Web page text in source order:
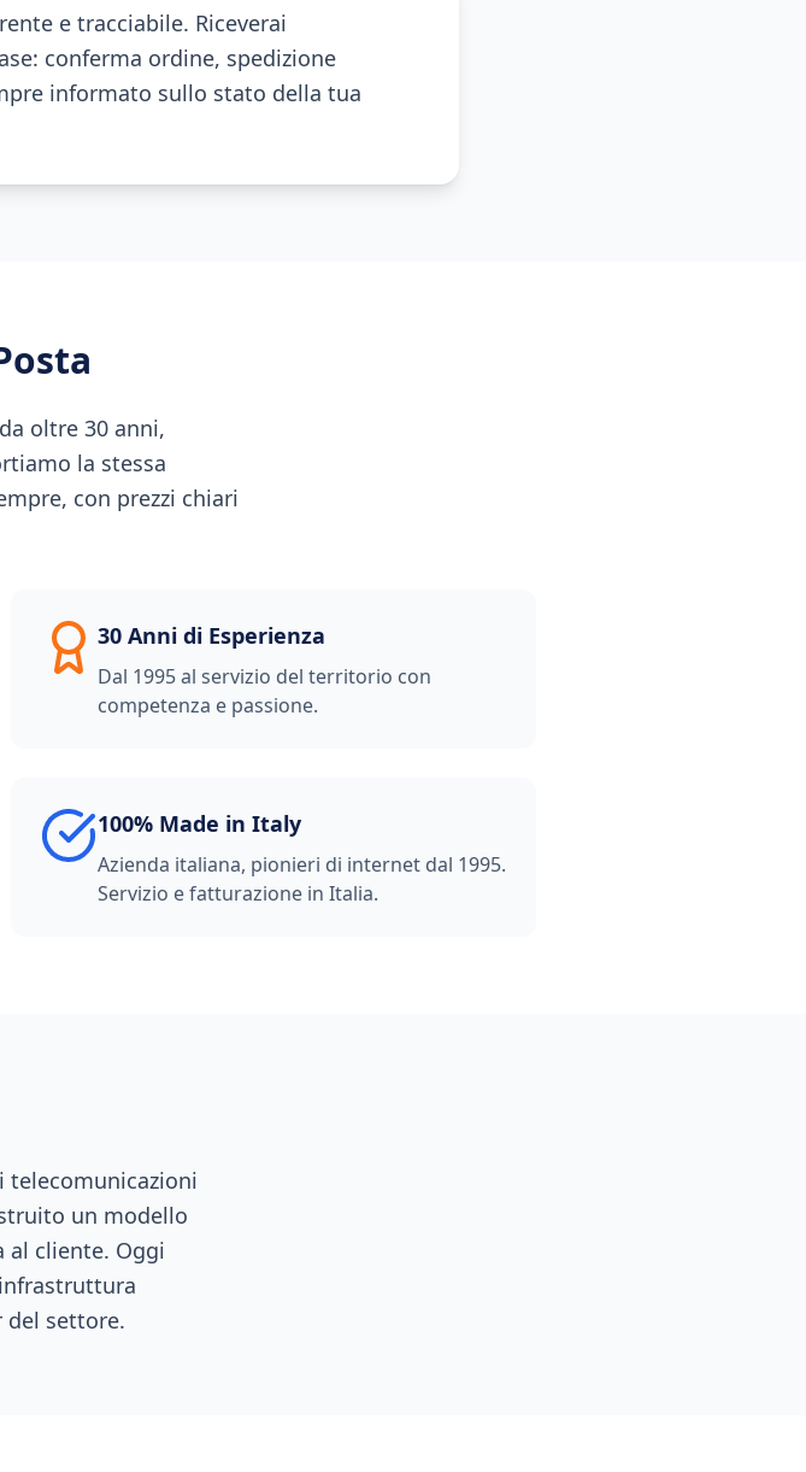
e tracciabile. Riceverai
conferma ordine, spedizione
informato sullo stato della tua
oltre 30 anni,
la stessa
con prezzi chiari
30 Anni di Esperienza
Dal 1995 al servizio del territorio con
competenza e passione.
100% Made in Italy
Azienda italiana, pionieri di internet dal 1995.
Servizio e fatturazione in Italia.
telecomunicazioni
un modello
al cliente. Oggi
settore.